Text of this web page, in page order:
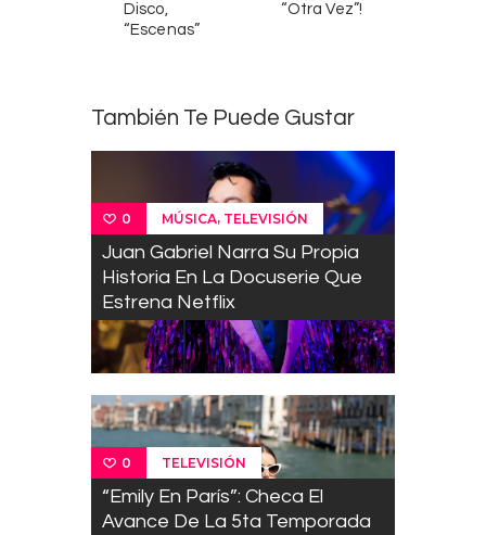
Disco,
“Escenas”
“Otra Vez”!
También Te Puede Gustar
0 MÚSICA, TELEVISIÓN
Juan Gabriel Narra Su Propia
Historia En La Docuserie Que
Estrena Netflix
0 TELEVISIÓN
“Emily En París”: Checa El
Avance De La 5ta Temporada